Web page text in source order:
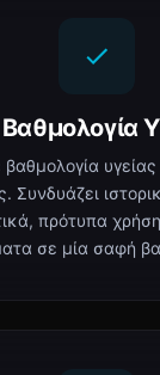
βαθμολογία
Συνδυάζει
πρότυπα
σε μία σαφή